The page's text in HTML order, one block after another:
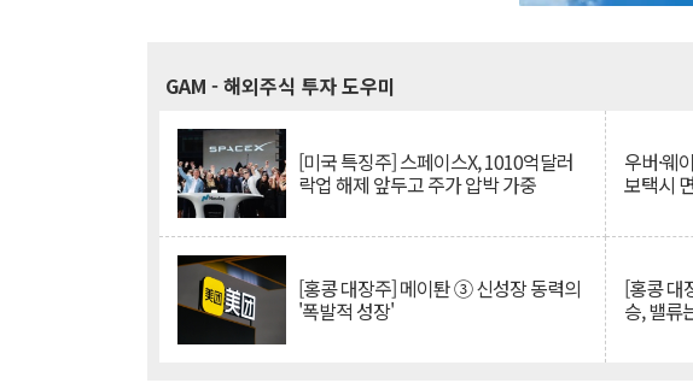
GAM - 해외주식 투자 도우미
[미국 특징주] 스페이스X, 1010억달러
락업 해제 앞두고 주가 압박 가중
우버·웨
보택시
[홍콩 대장주] 메이퇀 ③ 신성장 동력의
'폭발적 성장'
[홍콩 대
승, 밸류